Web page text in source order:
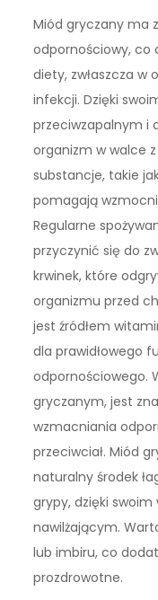
Miód gryczany ma
odpornościowy,
diety, zwłaszcza w
infekcji. Dzięki
przeciwzapalnym i
organizm w walce
substancje, takie
pomagają
Regularne
przyczynić się do
krwinek, które
organizmu przed
jest źródłem
dla prawidłowego
odpornościowego.
gryczanym, jest
wzmacniania
przeciwciał. Miód
naturalny środek
grypy, dzięki
nawilżającym.
lub imbiru, co
prozdrowotne.